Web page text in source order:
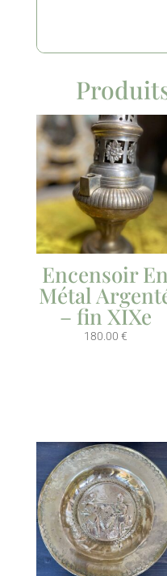
Encensoir En
Métal
– fin XIXe
180.00 €